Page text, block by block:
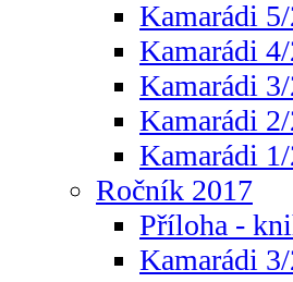
Kamarádi
Kamarádi
Kamarádi
Kamarádi
Kamarádi
Ročník 2017
Příloha -
Kamarádi